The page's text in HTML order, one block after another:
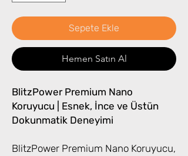
Sepete Ekle
Hemen Satın Al
BlitzPower Premium Nano
Koruyucu | Esnek, İnce ve Üstün
Dokunmatik Deneyimi
BlitzPower Premium Nano Koruyucu,